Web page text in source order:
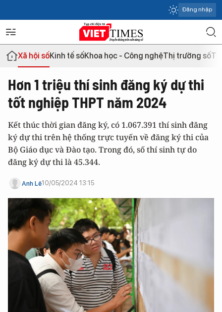
Đăng nhập
Xã hội sốKinh tế sốKhoa học - Công nghệThị trường số
Hơn 1 triệu thí sinh đăng ký dự thi
tốt nghiệp THPT năm 2024
Kết thúc thời gian đăng ký, có 1.067.391 thí sinh đăng
ký dự thi trên hệ thống trực tuyến về đăng ký thi của
Bộ Giáo dục và Đào tạo. Trong đó, số thí sinh tự do
đăng ký dự thi là 45.344.
Anh Lê10/05/2024 13:15